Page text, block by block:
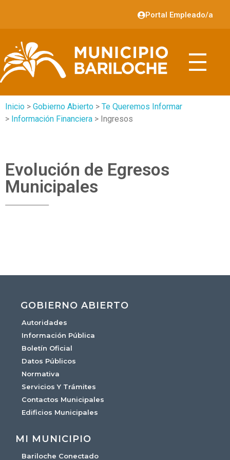
Portal Empleado/a
Inicio > Gobierno Abierto > Te Queremos Informar
> Información Financiera > Ingresos
Evolución de Egresos
Municipales
GOBIERNO ABIERTO
Autoridades
Información Pública
Boletín Oficial
Datos Públicos
Normativa
Servicios Y Trámites
Contactos Municipales
Edificios Municipales
MI MUNICIPIO
Bariloche Conectado